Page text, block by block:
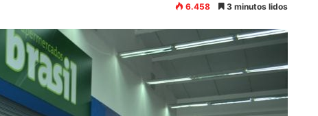
6.458 3 minutos lidos